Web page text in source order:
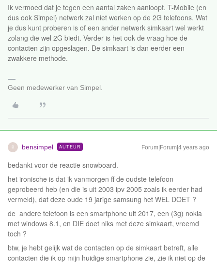
Ik vermoed dat je tegen een aantal zaken aanloopt. T-Mobile (en
dus ook Simpel) netwerk zal niet werken op de 2G telefoons. Wat
je dus kunt proberen is of een ander netwerk simkaart wel werkt
zolang die wel 2G biedt. Verder is het ook de vraag hoe de
contacten zijn opgeslagen. De simkaart is dan eerder een
zwakkere methode.
Geen medewerker van Simpel.
B bensimpel AUTEUR Forum|Forum|4 years ago
bedankt voor de reactie snowboard.
het ironische is dat ik vanmorgen ff de oudste telefoon
geprobeerd heb (en die is uit 2003 ipv 2005 zoals ik eerder had
vermeld), dat deze oude 19 jarige samsung het WEL DOET ?
de andere telefoon is een smartphone uit 2017, een (3g) nokia
met windows 8.1, en DIE doet niks met deze simkaart, vreemd
toch ?
btw, je hebt gelijk wat de contacten op de simkaart betreft, alle
contacten die ik op mijn huidige smartphone zie, zie ik niet op de